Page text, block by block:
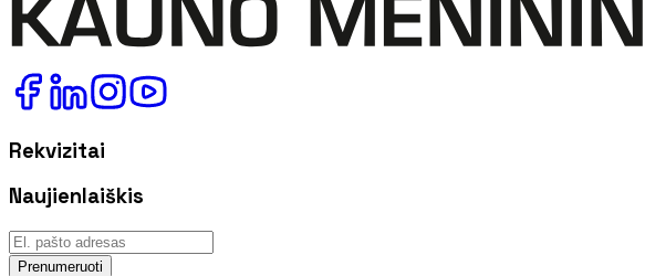
Rekvizitai
Naujienlaiškis
Prenumeruoti